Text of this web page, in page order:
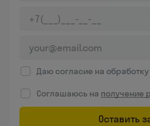
Даю согласие на обработку
Соглашаюсь на получение
Оставить